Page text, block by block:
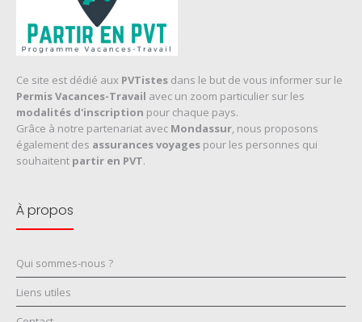
Ce site est dédié aux PVTistes dans le but de vous informer sur le
Permis Vacances-Travail avec un zoom particulier sur les
modalités d'inscription pour chaque pays.
Grâce à notre partenariat avec Mondassur, nous proposons
également des assurances voyages pour les personnes qui
souhaitent partir en PVT.
À propos
Qui sommes-nous ?
Liens utiles